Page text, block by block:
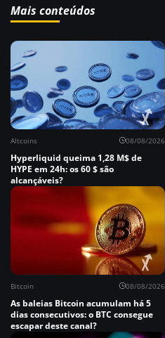
Mais conteúdos
Altcoins 08/08/2026
Hyperliquid queima 1,28 M$ de
HYPE em 24h: os 60 $ são
alcançáveis?
Bitcoin 08/08/2026
As baleias Bitcoin acumulam há 5
dias consecutivos: o BTC consegue
escapar deste canal?